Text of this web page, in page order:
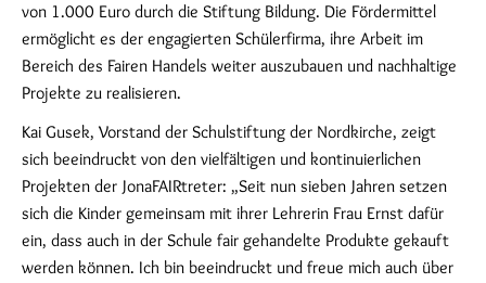
von 1.000 Euro durch die Stiftung Bildung. Die Fördermittel
ermöglicht es der engagierten Schülerfirma, ihre Arbeit im
Bereich des Fairen Handels weiter auszubauen und nachhaltige
Projekte zu realisieren.
Kai Gusek, Vorstand der Schulstiftung der Nordkirche, zeigt
sich beeindruckt von den vielfältigen und kontinuierlichen
Projekten der JonaFAIRtreter: „Seit nun sieben Jahren setzen
sich die Kinder gemeinsam mit ihrer Lehrerin Frau Ernst dafür
ein, dass auch in der Schule fair gehandelte Produkte gekauft
werden können. Ich bin beeindruckt und freue mich auch über